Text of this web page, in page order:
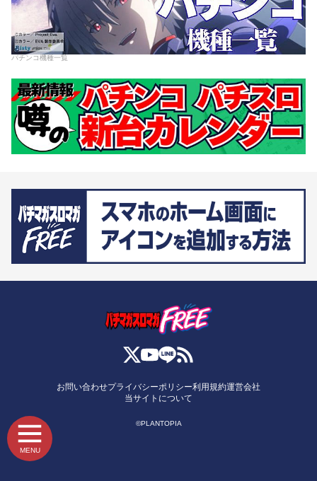
MENU
パチンコ機種一覧
お問い合わせプライバシーポリシー利用規約運営会社
当サイトについて
©PLANTOPIA